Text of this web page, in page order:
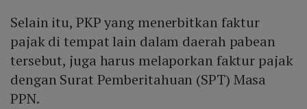
Selain itu, PKP yang menerbitkan faktur
pajak di tempat lain dalam daerah pabean
tersebut, juga harus melaporkan faktur pajak
dengan Surat Pemberitahuan (SPT) Masa
PPN.